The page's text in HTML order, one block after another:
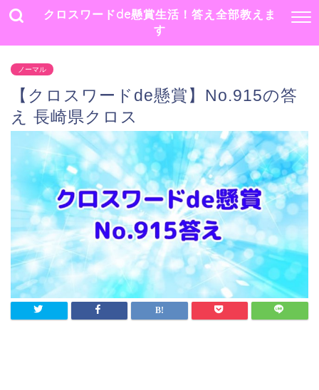
クロスワードde懸賞生活！答え全部教えま
す
ノーマル
【クロスワードde懸賞】No.915の答
え 長崎県クロス